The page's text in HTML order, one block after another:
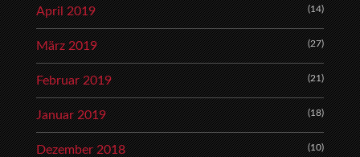
April 2019 (14)
März 2019 (27)
Februar 2019 (21)
Januar 2019 (18)
Dezember 2018 (10)